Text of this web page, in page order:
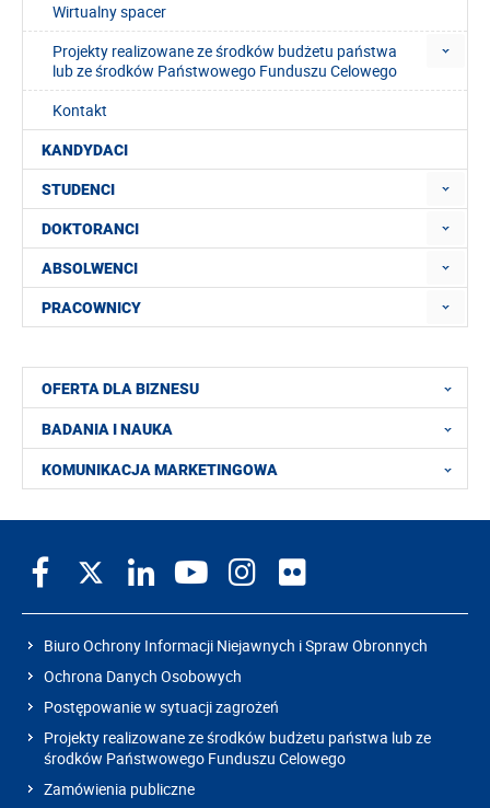
Wirtualny spacer
Projekty realizowane ze środków budżetu państwa
lub ze środków Państwowego Funduszu Celowego
Kontakt
KANDYDACI
STUDENCI
DOKTORANCI
ABSOLWENCI
PRACOWNICY
OFERTA DLA BIZNESU
BADANIA I NAUKA
KOMUNIKACJA MARKETINGOWA
Biuro Ochrony Informacji Niejawnych i Spraw Obronnych
Ochrona Danych Osobowych
Postępowanie w sytuacji zagrożeń
Projekty realizowane ze środków budżetu państwa lub ze
środków Państwowego Funduszu Celowego
Zamówienia publiczne